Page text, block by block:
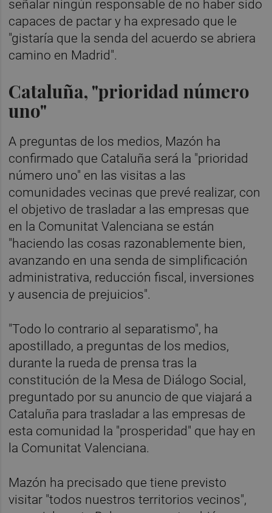
señalar ningún responsable de no haber sido
capaces de pactar y ha expresado que le
"gistaría que la senda del acuerdo se abriera
camino en Madrid".
Cataluña, "prioridad número
uno"
A preguntas de los medios, Mazón ha
confirmado que Cataluña será la "prioridad
número uno" en las visitas a las
comunidades vecinas que prevé realizar, con
el objetivo de trasladar a las empresas que
en la Comunitat Valenciana se están
"haciendo las cosas razonablemente bien,
avanzando en una senda de simplificación
administrativa, reducción fiscal, inversiones
y ausencia de prejuicios".
"Todo lo contrario al separatismo", ha
apostillado, a preguntas de los medios,
durante la rueda de prensa tras la
constitución de la Mesa de Diálogo Social,
preguntado por su anuncio de que viajará a
Cataluña para trasladar a las empresas de
esta comunidad la "prosperidad" que hay en
la Comunitat Valenciana.
Mazón ha precisado que tiene previsto
visitar "todos nuestros territorios vecinos",